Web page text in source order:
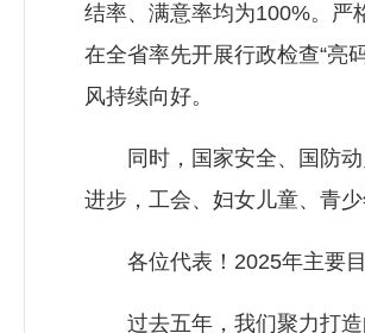
结率、满意率均为100%。严
在全省率先开展行政检查“亮
风持续向好。
同时，国家安全、国防动
进步，工会、妇女儿童、青
各位代表！2025年主要目
过去五年，我们聚力打造